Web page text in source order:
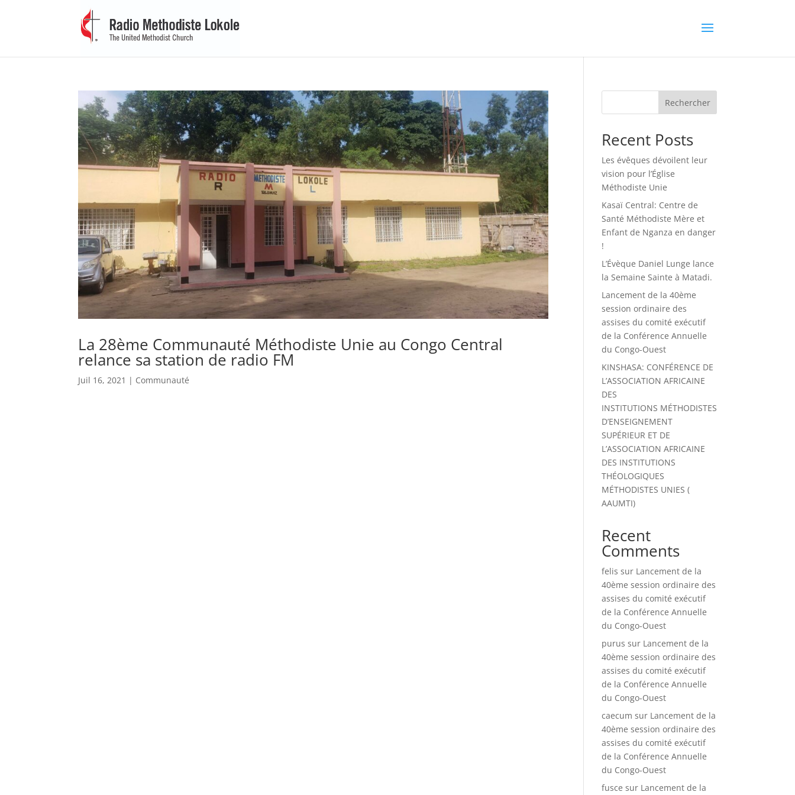
La 28ème Communauté Méthodiste Unie au Congo Central
relance sa station de radio FM
Juil 16, 2021 | Communauté
Rechercher
Recent Posts
Les évêques dévoilent leur
vision pour l’Église
Méthodiste Unie
Kasaï Central: Centre de
Santé Méthodiste Mère et
Enfant de Nganza en danger
!
L’Évèque Daniel Lunge lance
la Semaine Sainte à Matadi.
Lancement de la 40ème
session ordinaire des
assises du comité exécutif
de la Conférence Annuelle
du Congo-Ouest
KINSHASA: CONFÉRENCE DE
L’ASSOCIATION AFRICAINE
DES
INSTITUTIONS MÉTHODISTES
D’ENSEIGNEMENT
SUPÉRIEUR ET DE
L’ASSOCIATION AFRICAINE
DES INSTITUTIONS
THÉOLOGIQUES
MÉTHODISTES UNIES (
AAUMTI)
Recent
Comments
felis sur Lancement de la
40ème session ordinaire des
assises du comité exécutif
de la Conférence Annuelle
du Congo-Ouest
purus sur Lancement de la
40ème session ordinaire des
assises du comité exécutif
de la Conférence Annuelle
du Congo-Ouest
caecum sur Lancement de la
40ème session ordinaire des
assises du comité exécutif
de la Conférence Annuelle
du Congo-Ouest
fusce sur Lancement de la